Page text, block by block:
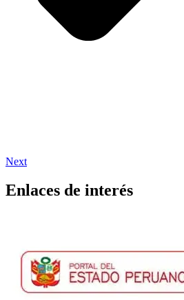
Next
Enlaces de interés